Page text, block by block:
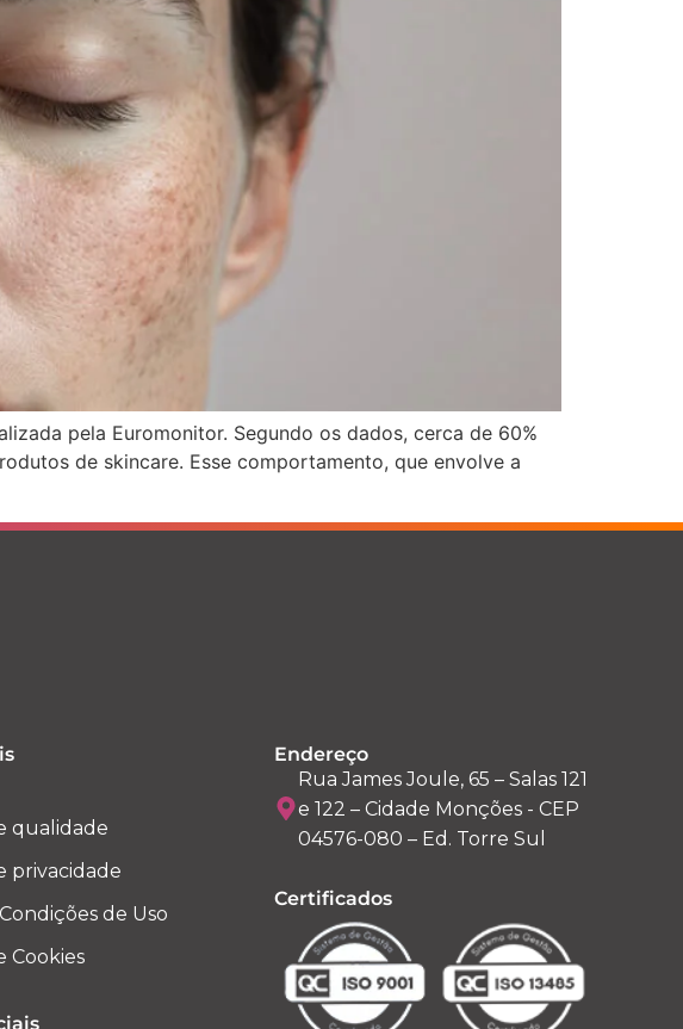
pela Euromonitor. Segundo os dados, cerca de 60%
de skincare. Esse comportamento, que envolve a
qualidade
privacidade
de Uso
Cookies
Endereço
Rua James Joule, 65 – Salas 121
e 122 – Cidade Monções - CEP
04576-080 – Ed. Torre Sul
Certificados